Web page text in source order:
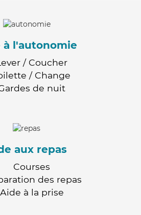
à l'autonomie
/ Coucher
/ Change
de nuit
aux repas
Courses
des repas
Aide à la prise